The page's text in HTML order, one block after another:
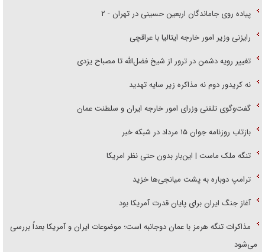
پیاده روی جاماندگان اربعین حسینی در تهران - ۲
رایزنی وزیر امور خارجه ایتالیا با عراقچی
تغییر رویه دشمن در ترور از شیخ فضل‌الله تا مصباح یزدی
نه کریدور دوم نه مذاکره زیر سایه تهدید
گفت‌وگوی تلفنی وزرای امور خارجه ایران و سلطنت عمان
بازتاب روزنامه جوان ۱۵ مرداد در شبکه خبر
تنگه ملک ماست | این‌بار بدون حتی نظر امریکا
ترامپ دوباره به پشت میانجی‌ها خزید
آغاز جنگ ایران برای پایان قدرت آمریکا بود
مذاکرات تنگه هرمز با عمان دوجانبه است؛ موضوعات ایران و آمریکا بعداً بررسی
می‌شود